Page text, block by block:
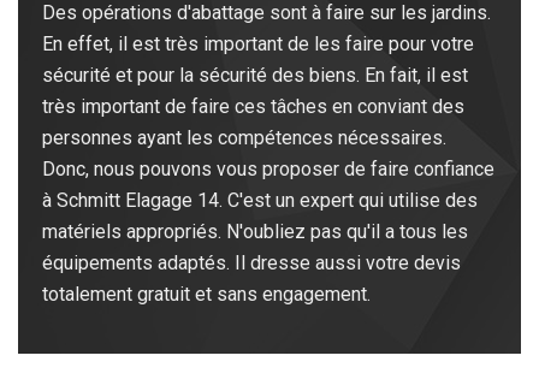
Des opérations d'abattage sont à faire sur les jardins.
En effet, il est très important de les faire pour votre
sécurité et pour la sécurité des biens. En fait, il est
très important de faire ces tâches en conviant des
personnes ayant les compétences nécessaires.
Donc, nous pouvons vous proposer de faire confiance
à Schmitt Elagage 14. C'est un expert qui utilise des
matériels appropriés. N'oubliez pas qu'il a tous les
équipements adaptés. Il dresse aussi votre devis
totalement gratuit et sans engagement.